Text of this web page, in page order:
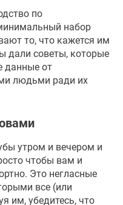
по
набор
то, что кажется им
дали советы, которые
данные от
людьми ради их
утром и вечером и
чтобы вам и
Это негласные
все (или
им, убедитесь, что